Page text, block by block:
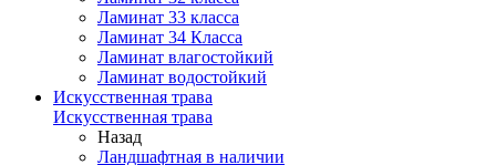
Ламинат 33 класса
Ламинат 34 Класса
Ламинат влагостойкий
Ламинат водостойкий
Искусственная трава
Искусственная трава
Назад
Ландшафтная в наличии